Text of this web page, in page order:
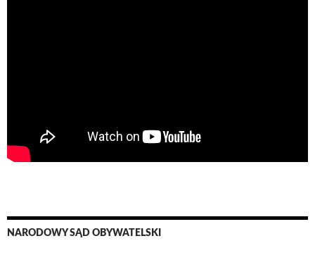
NARODOWY SĄD OBYWATELSKI